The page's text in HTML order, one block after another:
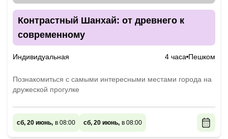
Контрастный Шанхай: от древнего к
современному
Индивидуальная 4 часа Пешком
Познакомиться с самыми интересными местами города на
дружеской прогулке
сб, 20 июнь, в 08:00 сб, 20 июнь, в 08:00